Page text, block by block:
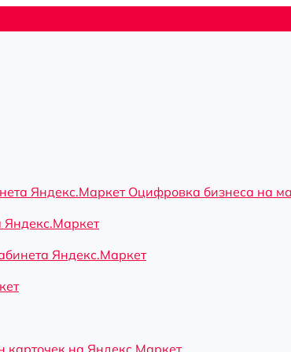
Яндекс.Маркет Оцифровка бизнеса на
Яндекс.Маркет
Яндекс.Маркет
карточек на Яндекс.Маркет